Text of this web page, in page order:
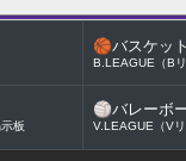
🏀バスケッ
B.LEAGUE（B
板
🏐バレーボ
V.LEAGUE（V